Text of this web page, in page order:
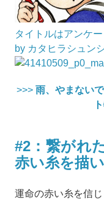
タイトルはアンケ
by カタヒラシュン
>>> 雨、やまない
#2：繋がれ
赤い糸を描
運命の赤い糸を信